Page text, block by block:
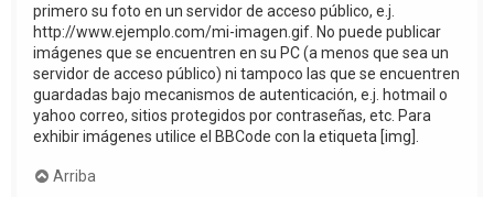
primero su foto en un servidor de acceso público, e.j.
http://www.ejemplo.com/mi-imagen.gif. No puede publicar
imágenes que se encuentren en su PC (a menos que sea un
servidor de acceso público) ni tampoco las que se encuentren
guardadas bajo mecanismos de autenticación, e.j. hotmail o
yahoo correo, sitios protegidos por contraseñas, etc. Para
exhibir imágenes utilice el BBCode con la etiqueta [img].
Arriba